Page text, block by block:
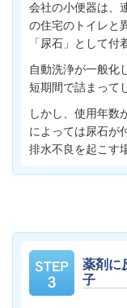
会社の小便器は、
の住宅のトイレと
「尿石」として付
自動洗浄が一般化
短期間で詰まって
しかし、使用年数
によっては尿石が
排水不良を起こす
薬剤に
子